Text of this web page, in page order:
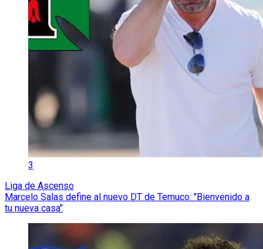
3
Liga de Ascenso
Marcelo Salas define al nuevo DT de Temuco: "Bienvenido a
tu nueva casa"